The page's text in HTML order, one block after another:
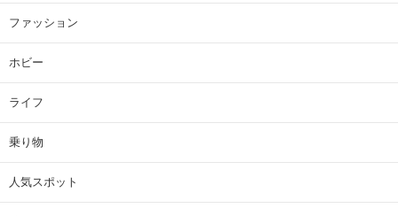
ファッション
ホビー
ライフ
乗り物
人気スポット